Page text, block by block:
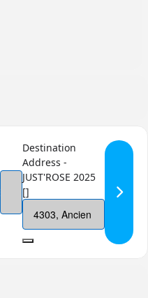
Destination
Address -
JUST'ROSE 2025
[]